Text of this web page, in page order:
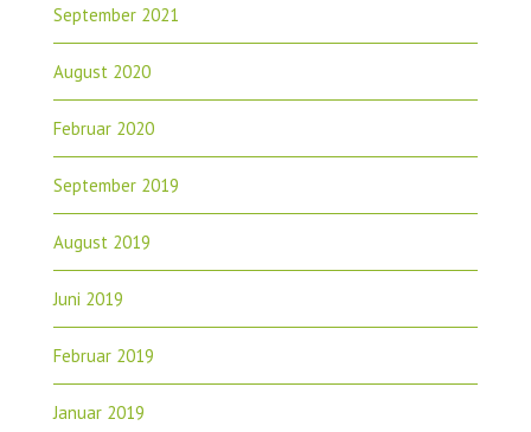
September 2021
August 2020
Februar 2020
September 2019
August 2019
Juni 2019
Februar 2019
Januar 2019